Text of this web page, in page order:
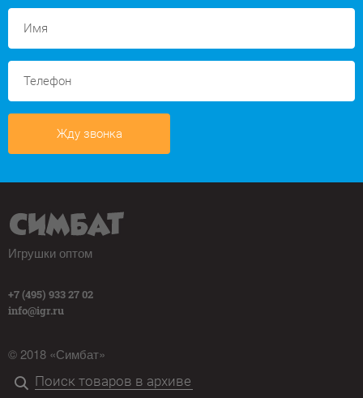
Жду звонка
Игрушки оптом
+7 (495) 933 27 02
info@igr.ru
© 2018 «Симбат»